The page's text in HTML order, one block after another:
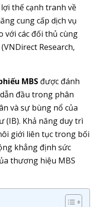
thế cạnh tranh về
cung cấp dịch vụ
với các đối thủ cùng
Research,
MBSđược đánh
đầu trong phân
và sự bùng nổ của
(IB). Khả năng duy trì
giới liên tục trong bối
khẳng định sức
thương hiệu MBS